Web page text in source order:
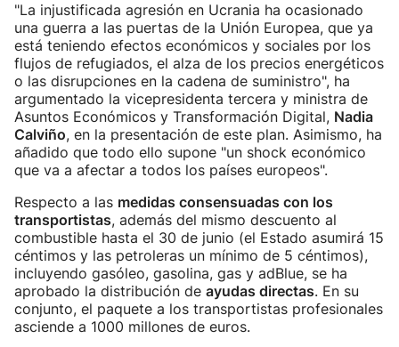
"La injustificada agresión en Ucrania ha ocasionado
una guerra a las puertas de la Unión Europea, que ya
está teniendo efectos económicos y sociales por los
flujos de refugiados, el alza de los precios energéticos
o las disrupciones en la cadena de suministro", ha
argumentado la vicepresidenta tercera y ministra de
Asuntos Económicos y Transformación Digital, Nadia
Calviño, en la presentación de este plan. Asimismo, ha
añadido que todo ello supone "un shock económico
que va a afectar a todos los países europeos".
Respecto a las medidas consensuadas con los
transportistas, además del mismo descuento al
combustible hasta el 30 de junio (el Estado asumirá 15
céntimos y las petroleras un mínimo de 5 céntimos),
incluyendo gasóleo, gasolina, gas y adBlue, se ha
aprobado la distribución de ayudas directas. En su
conjunto, el paquete a los transportistas profesionales
asciende a 1000 millones de euros.